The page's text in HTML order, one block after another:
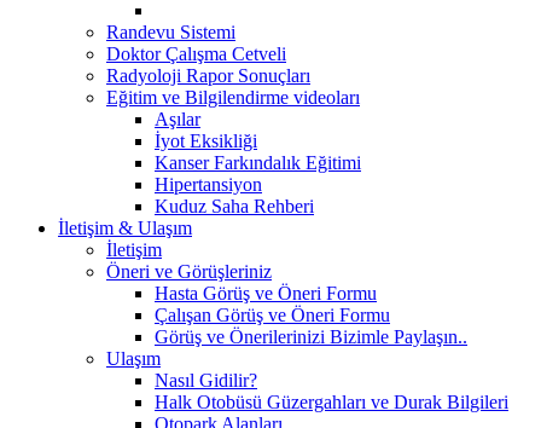
Randevu Sistemi
Doktor Çalışma Cetveli
Radyoloji Rapor Sonuçları
Eğitim ve Bilgilendirme videoları
Aşılar
İyot Eksikliği
Kanser Farkındalık Eğitimi
Hipertansiyon
Kuduz Saha Rehberi
İletişim & Ulaşım
İletişim
Öneri ve Görüşleriniz
Hasta Görüş ve Öneri Formu
Çalışan Görüş ve Öneri Formu
Görüş ve Önerilerinizi Bizimle Paylaşın..
Ulaşım
Nasıl Gidilir?
Halk Otobüsü Güzergahları ve Durak Bilgileri
Otopark Alanları